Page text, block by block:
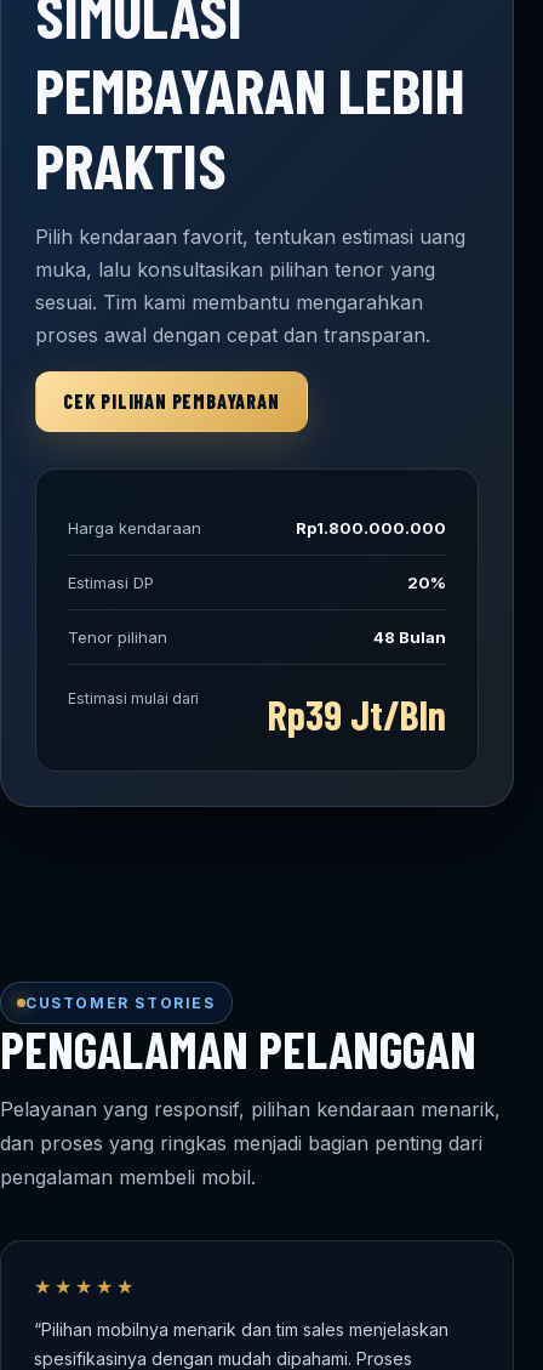
PEMBAYARAN LEBIH
PRAKTIS
Pilih kendaraan favorit, tentukan estimasi uang
muka, lalu konsultasikan pilihan tenor yang
sesuai. Tim kami membantu mengarahkan
proses awal dengan cepat dan transparan.
CEK PILIHAN PEMBAYARAN
Harga kendaraan Rp1.800.000.000
Estimasi DP 20%
Tenor pilihan 48 Bulan
Estimasi mulai dari Rp39 Jt/Bln
CUSTOMER STORIES
PENGALAMAN PELANGGAN
Pelayanan yang responsif, pilihan kendaraan menarik,
dan proses yang ringkas menjadi bagian penting dari
pengalaman membeli mobil.
★★★★★
“Pilihan mobilnya menarik dan tim sales menjelaskan
spesifikasinya dengan mudah dipahami. Proses